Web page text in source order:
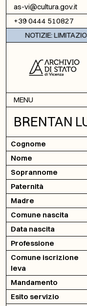
Vai al contenuto
as-vi@cultura.gov.it
+39 0444 510827
NOTIZIE:
MENU
BRENTAN
Cognome
Nome
Soprannome
Paternità
Madre
Comune nascita
Data nascita
Professione
Comune iscrizione
leva
Mandamento
Esito servizio